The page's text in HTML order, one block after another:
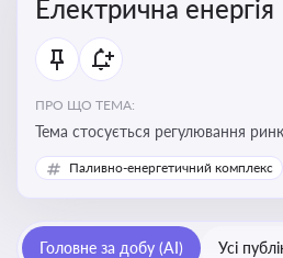
Електрична енергія
ПРО ЩО ТЕМА:
Тема стосується регулювання
включаючи її виробництво,
стимули для відновлюваної
Паливно-енергетичний комплекс
Головне за добу (AI) Усі